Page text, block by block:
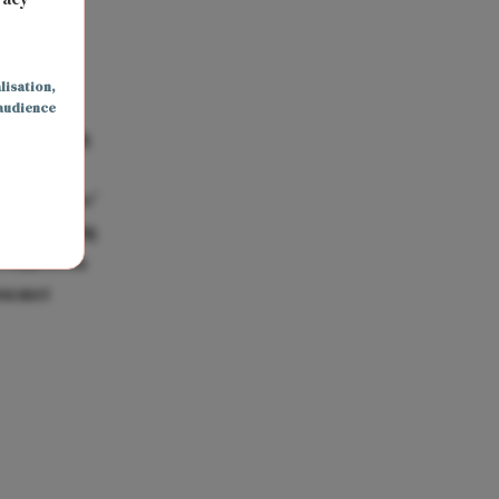
,
bezig
maar
bezig
met